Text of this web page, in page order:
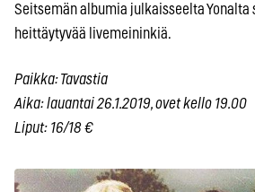
Seitsemän albumia julkaisseelta Yonalta
heittäytyvää livemeininkiä.
Paikka: Tavastia
Aika: lauantai 26.1.2019, ovet kello 19.00
Liput: 16/18 €